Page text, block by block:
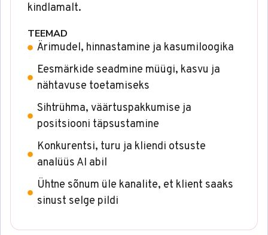
kindlamalt.
TEEMAD
Ärimudel, hinnastamine ja kasumiloogika
Eesmärkide seadmine müügi, kasvu ja
nähtavuse toetamiseks
Sihtrühma, väärtuspakkumise ja
positsiooni täpsustamine
Konkurentsi, turu ja kliendi otsuste
analüüs AI abil
Ühtne sõnum üle kanalite, et klient saaks
sinust selge pildi